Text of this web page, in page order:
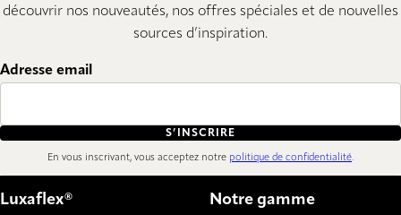
découvrir nos nouveautés, nos offres spéciales et de nouvelles
sources d’inspiration.
Adresse email
S’INSCRIRE
En vous inscrivant, vous acceptez notre politique de confidentialité.
Luxaflex® Notre gamme